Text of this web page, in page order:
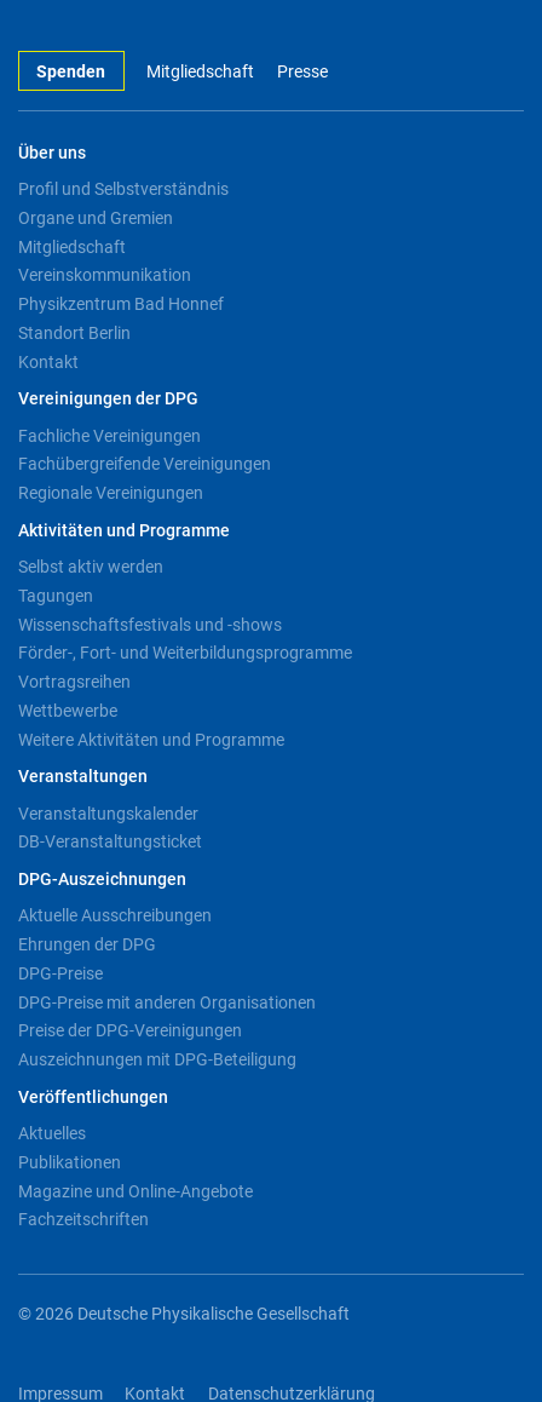
Spenden Mitgliedschaft Presse
Über uns
Profil und Selbstverständnis
Organe und Gremien
Mitgliedschaft
Vereinskommunikation
Physikzentrum Bad Honnef
Standort Berlin
Kontakt
Vereinigungen der DPG
Fachliche Vereinigungen
Fachübergreifende Vereinigungen
Regionale Vereinigungen
Aktivitäten und Programme
Selbst aktiv werden
Tagungen
Wissenschaftsfestivals und -shows
Förder-, Fort- und Weiterbildungsprogramme
Vortragsreihen
Wettbewerbe
Weitere Aktivitäten und Programme
Veranstaltungen
Veranstaltungskalender
DB-Veranstaltungsticket
DPG-Auszeichnungen
Aktuelle Ausschreibungen
Ehrungen der DPG
DPG-Preise
DPG-Preise mit anderen Organisationen
Preise der DPG-Vereinigungen
Auszeichnungen mit DPG-Beteiligung
Veröffentlichungen
Aktuelles
Publikationen
Magazine und Online-Angebote
Fachzeitschriften
© 2026 Deutsche Physikalische Gesellschaft
Impressum Kontakt Datenschutzerklärung